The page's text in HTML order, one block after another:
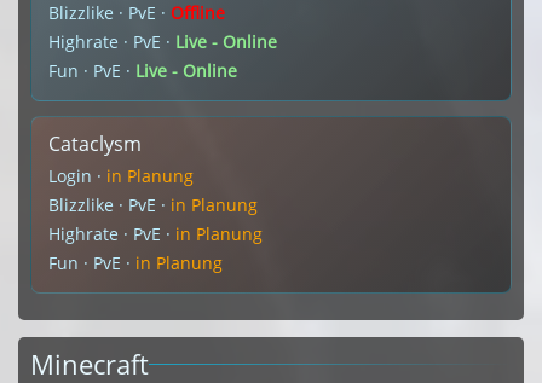
Blizzlike · PvE · Offline
Highrate · PvE · Live - Online
Fun · PvE · Live - Online
Cataclysm
Login · in Planung
Blizzlike · PvE · in Planung
Highrate · PvE · in Planung
Fun · PvE · in Planung
Minecraft